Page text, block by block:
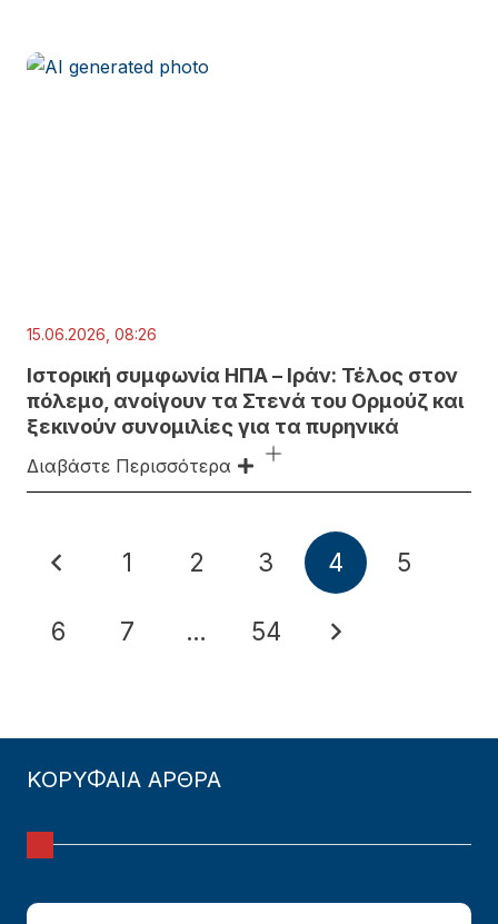
15.06.2026, 08:26
Ιστορική συμφωνία ΗΠΑ – Ιράν: Τέλος στον
πόλεμο, ανοίγουν τα Στενά του Ορμούζ και
ξεκινούν συνομιλίες για τα πυρηνικά
Διαβάστε Περισσότερα
1 2 3 4 5
6 7 … 54
ΚΟΡΥΦΑΙΑ ΑΡΘΡΑ